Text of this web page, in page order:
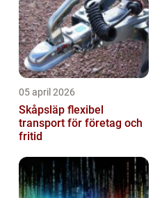
05 april 2026
Skåpsläp flexibel
transport för företag och
fritid